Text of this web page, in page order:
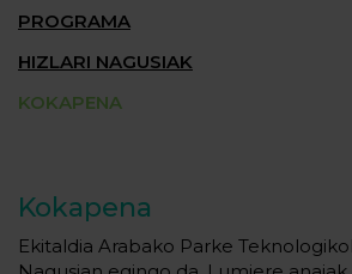
PROGRAMA
HIZLARI NAGUSIAK
KOKAPENA
Kokapena
Ekitaldia Arabako Parke